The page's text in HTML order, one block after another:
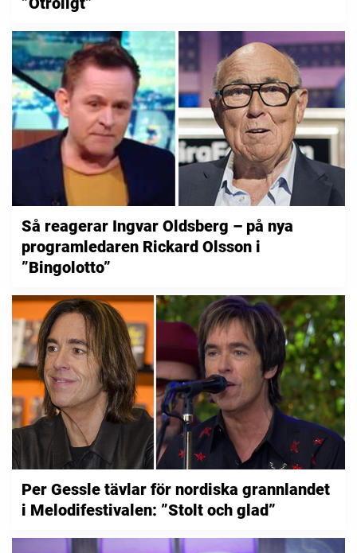
Så reagerar Ingvar Oldsberg – på nya
programledaren Rickard Olsson i
”Bingolotto”
Per Gessle tävlar för nordiska grannlandet
i Melodifestivalen: ”Stolt och glad”